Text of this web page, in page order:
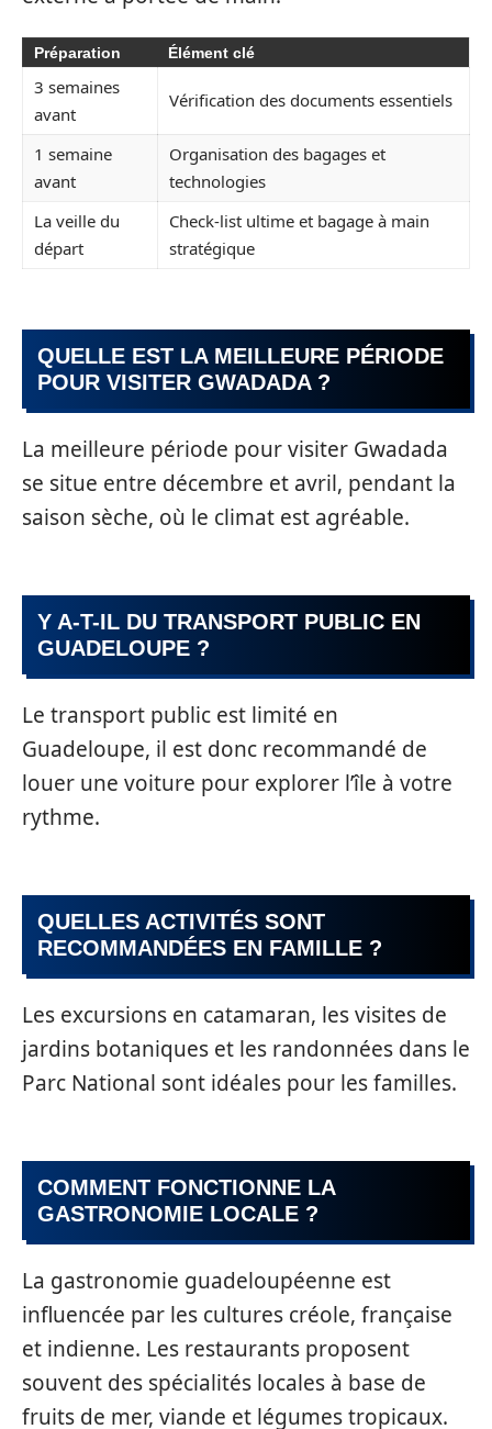
Préparation Élément clé
3 semaines
avant
Vérification des documents essentiels
1 semaine
avant
Organisation des bagages et
technologies
La veille du
départ
Check-list ultime et bagage à main
stratégique
QUELLE EST LA MEILLEURE PÉRIODE
POUR VISITER GWADADA ?
La meilleure période pour visiter Gwadada
se situe entre décembre et avril, pendant la
saison sèche, où le climat est agréable.
Y A-T-IL DU TRANSPORT PUBLIC EN
GUADELOUPE ?
Le transport public est limité en
Guadeloupe, il est donc recommandé de
louer une voiture pour explorer l’île à votre
rythme.
QUELLES ACTIVITÉS SONT
RECOMMANDÉES EN FAMILLE ?
Les excursions en catamaran, les visites de
jardins botaniques et les randonnées dans le
Parc National sont idéales pour les familles.
COMMENT FONCTIONNE LA
GASTRONOMIE LOCALE ?
La gastronomie guadeloupéenne est
influencée par les cultures créole, française
et indienne. Les restaurants proposent
souvent des spécialités locales à base de
fruits de mer, viande et légumes tropicaux.